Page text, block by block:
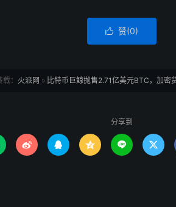
 赞(0)
： 火派网 » 比特币巨鲸抛售2.71亿美元BTC，加
分享到
    